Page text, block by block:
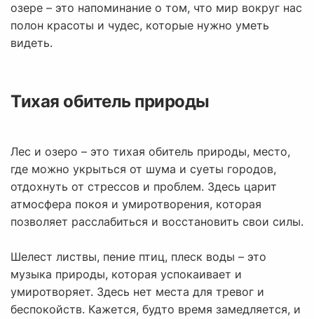
озере – это напоминание о том, что мир вокруг нас
полон красоты и чудес, которые нужно уметь
видеть.
Тихая обитель природы
Лес и озеро – это тихая обитель природы, место,
где можно укрыться от шума и суеты городов,
отдохнуть от стрессов и проблем. Здесь царит
атмосфера покоя и умиротворения, которая
позволяет расслабиться и восстановить свои силы.
Шелест листвы, пение птиц, плеск воды – это
музыка природы, которая успокаивает и
умиротворяет. Здесь нет места для тревог и
беспокойств. Кажется, будто время замедляется, и